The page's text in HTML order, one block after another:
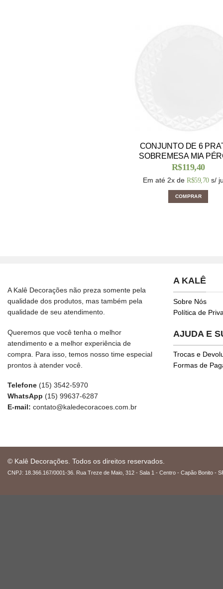
CONJUNTO DE 6
SOBREMESA MIA
R$119,40
Em até 2x de R$59,70 s/
COMPRAR
A Kalê Decorações não preza somente pela
qualidade dos produtos, mas também pela
qualidade de seu atendimento.
Queremos que você tenha o melhor
atendimento e a melhor experiência de
compra. Para isso, temos nosso time especial
prontos à atender você.
Telefone (15) 3542-5970
WhatsApp (15) 99637-6287
E-mail: contato@kaledecoracoes.com.br
A KALÊ
Sobre Nós
Política de
AJUDA E
Trocas e
Formas de
© Kalê Decorações. Todos os direitos reservados.
CNPJ: 18.366.167/0001-36. Rua Treze de Maio, 312 - Sala 1 - Centro - Capão Bonito -